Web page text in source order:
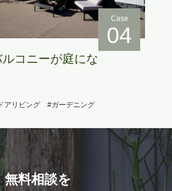
Case
04
コニーが庭にな
アリビング #ガーデニング
無料相談を